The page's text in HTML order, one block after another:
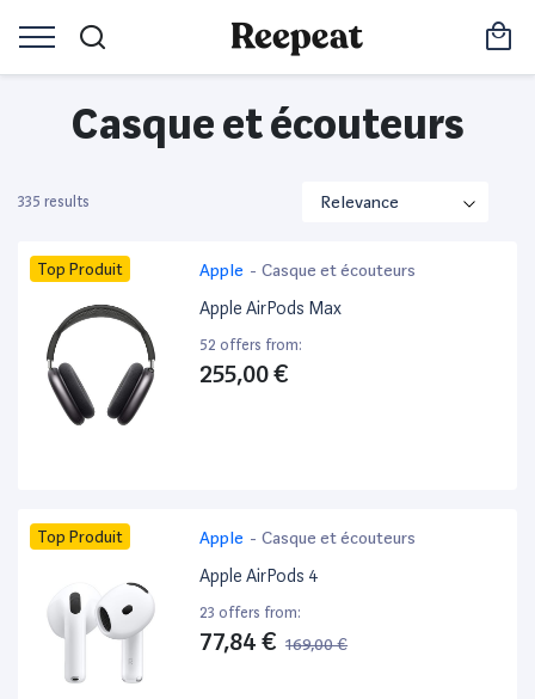
Casque et écouteurs
335 results
Top Produit Apple - Casque et écouteurs
Apple AirPods Max
52 offers from:
255,00 €
Top Produit Apple - Casque et écouteurs
Apple AirPods 4
23 offers from:
77,84 € 169,00 €